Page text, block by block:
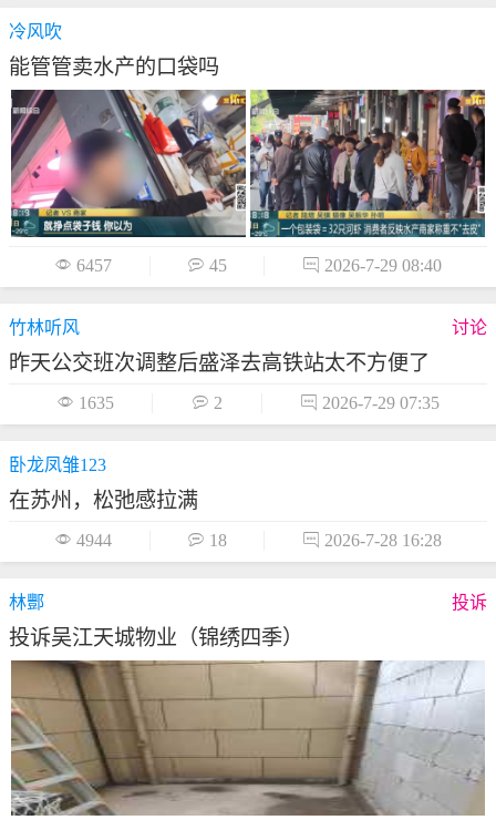
冷风吹
能管管卖水产的口袋吗
 6457  45  2026-7-29 08:40
竹林听风 讨论
昨天公交班次调整后盛泽去高铁站太不方便了
 1635  2  2026-7-29 07:35
卧龙凤雏123
在苏州，松弛感拉满
 4944  18  2026-7-28 16:28
林酆 投诉
投诉吴江天城物业（锦绣四季）